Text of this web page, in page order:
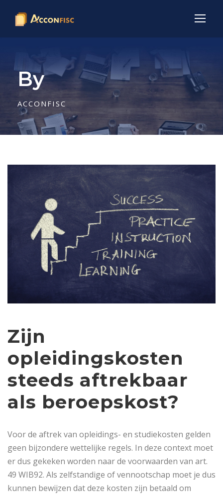
By
ACCONFISC
Zijn
opleidingskosten
steeds aftrekbaar
als beroepskost?
Voor de aftrek van opleidings- en studiekosten gelden
geen bijzondere wettelijke regels. In deze context moet
er dus gekeken worden naar de voorwaarden van art.
49 WIB92. Als zelfstandige of vennootschap moet je dus
kunnen bewijzen dat deze kosten zijn betaald om